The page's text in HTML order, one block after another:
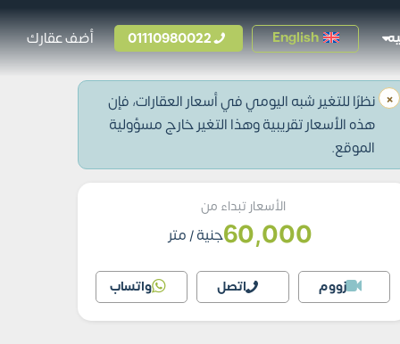
English
01110980022 أضف عقارك
× نظرًا للتغير شبه اليومي في أسعار العقارات، فإن
هذه الأسعار تقريبية وهذا التغير خارج مسؤولية
الموقع.
الأسعار تبداء من
60,000جنية/ متر
زووم اتصل واتساب